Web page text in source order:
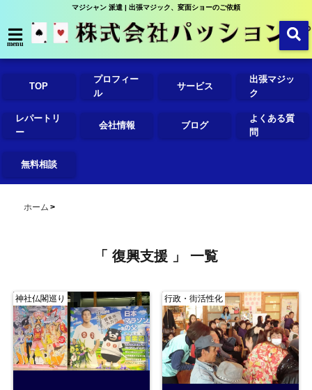
マジシャン 派遣 | 出張マジック、変面ショーのご依頼
menu
TOP
プロフィー
ル
サービス
出張マジッ
ク
レパートリ
ー
会社情報 ブログ
よくある質
問
無料相談
ホーム
「 復興支援 」 一覧
神社仏閣巡り 行政・街活性化